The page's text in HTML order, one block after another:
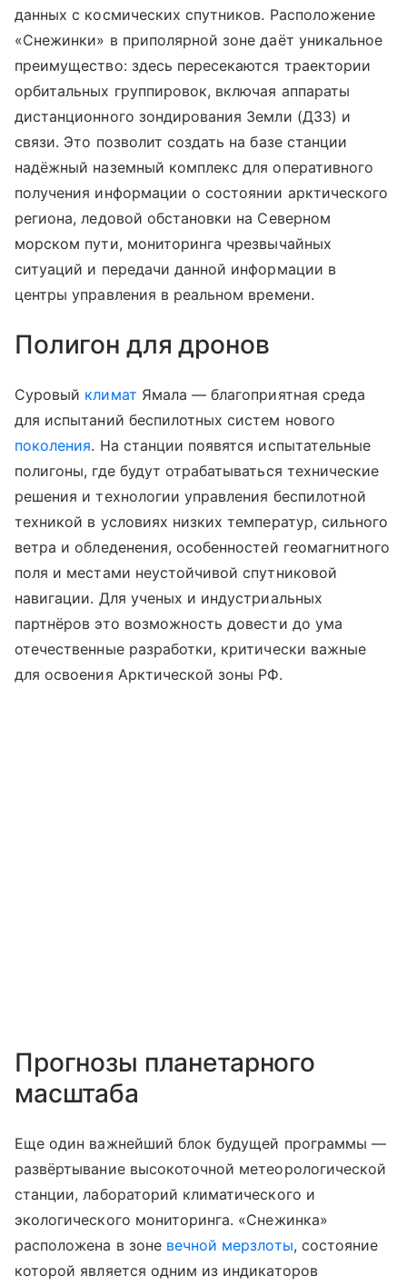
данных с космических спутников. Расположение
«Снежинки» в приполярной зоне даёт уникальное
преимущество: здесь пересекаются траектории
орбитальных группировок, включая аппараты
дистанционного зондирования Земли (ДЗЗ) и
связи. Это позволит создать на базе станции
надёжный наземный комплекс для оперативного
получения информации о состоянии арктического
региона, ледовой обстановки на Северном
морском пути, мониторинга чрезвычайных
ситуаций и передачи данной информации в
центры управления в реальном времени.
Полигон для дронов
Суровый климат Ямала — благоприятная среда
для испытаний беспилотных систем нового
поколения. На станции появятся испытательные
полигоны, где будут отрабатываться технические
решения и технологии управления беспилотной
техникой в условиях низких температур, сильного
ветра и обледенения, особенностей геомагнитного
поля и местами неустойчивой спутниковой
навигации. Для ученых и индустриальных
партнёров это возможность довести до ума
отечественные разработки, критически важные
для освоения Арктической зоны РФ.
Прогнозы планетарного
масштаба
Еще один важнейший блок будущей программы —
развёртывание высокоточной метеорологической
станции, лабораторий климатического и
экологического мониторинга. «Снежинка»
расположена в зоне вечной мерзлоты, состояние
которой является одним из индикаторов